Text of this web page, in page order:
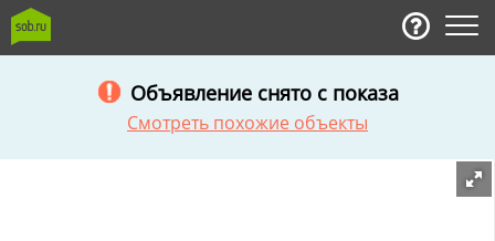
Объявление снято с показа
Смотреть похожие объекты